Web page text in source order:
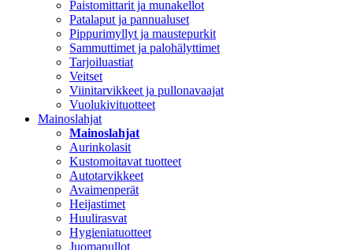
Paistomittarit ja munakellot
Patalaput ja pannualuset
Pippurimyllyt ja maustepurkit
Sammuttimet ja palohälyttimet
Tarjoiluastiat
Veitset
Viinitarvikkeet ja pullonavaajat
Vuolukivituotteet
Mainoslahjat
Mainoslahjat
Aurinkolasit
Kustomoitavat tuotteet
Autotarvikkeet
Avaimenperät
Heijastimet
Huulirasvat
Hygieniatuotteet
Juomapullot